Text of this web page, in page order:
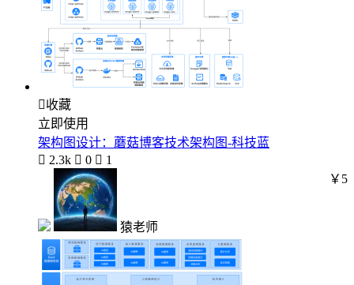
收藏
立即使用
架构图设计：蘑菇博客技术架构图-科技蓝
 2.3k  0  1
猿老师
￥5